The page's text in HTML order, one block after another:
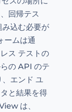
回帰テス
み込む必要が
ームは通
ス テストの
の API のテ
エンド ユ
と結果を得
は、